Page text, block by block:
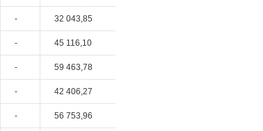
- 32 043,85
- 45 116,10
- 59 463,78
- 42 406,27
- 56 753,96